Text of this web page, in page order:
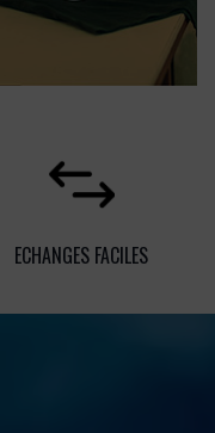
ECHANGES FACILES